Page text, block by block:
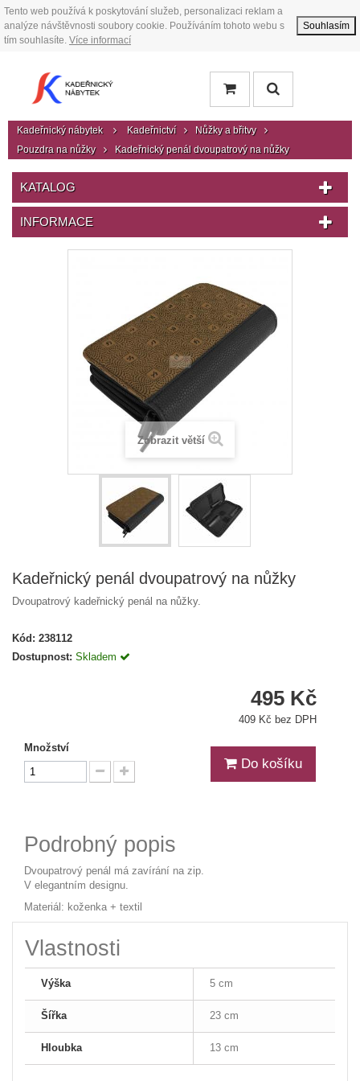
Tento web používá k poskytování služeb, personalizaci reklam a
analýze návštěvnosti soubory cookie. Používáním tohoto webu s
tím souhlasíte. Více informací
Souhlasím
Kadeřnický nábytek Kadeřnictví
Nůžky a břitvy
Pouzdra na nůžky
Kadeřnický penál dvoupatrový na nůžky
KATALOG
INFORMACE
Zobrazit větší
Kadeřnický penál dvoupatrový na nůžky
Dvoupatrový kadeřnický penál na nůžky.
Kód: 238112
Dostupnost: Skladem
495 Kč
409 Kč bez DPH
Množství
Do košíku
Podrobný popis
Dvoupatrový penál má zavírání na zip.
V elegantním designu.
Materiál: koženka + textil
Vlastnosti
Výška 5 cm
Šířka 23 cm
Hloubka 13 cm